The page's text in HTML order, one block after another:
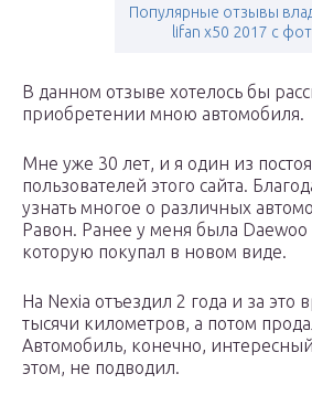
Популярные отзывы
lifan x50 2017 с
В данном отзыве хотелось бы
приобретении мною автомобиля.
Мне уже 30 лет, и я один из
пользователей этого сайта.
узнать многое о различных
Равон. Ранее у меня была Daewoo
которую покупал в новом виде.
На Nexia отъездил 2 года и за это
тысячи километров, а потом
Автомобиль, конечно,
этом, не подводил.